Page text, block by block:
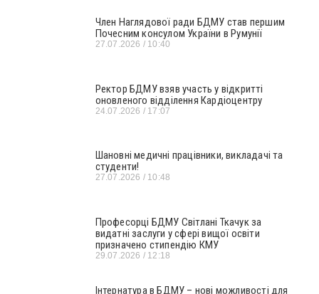
Член Наглядової ради БДМУ став першим
Почесним консулом України в Румунії
27.07.2026 10:40
Ректор БДМУ взяв участь у відкритті
оновленого відділення Кардіоцентру
24.07.2026 17:07
Шановні медичні працівники, викладачі та
студенти!
27.07.2026 10:48
Професорці БДМУ Світлані Ткачук за
видатні заслуги у сфері вищої освіти
призначено стипендію КМУ
29.07.2026 12:18
Інтернатура в БДМУ – нові можливості для